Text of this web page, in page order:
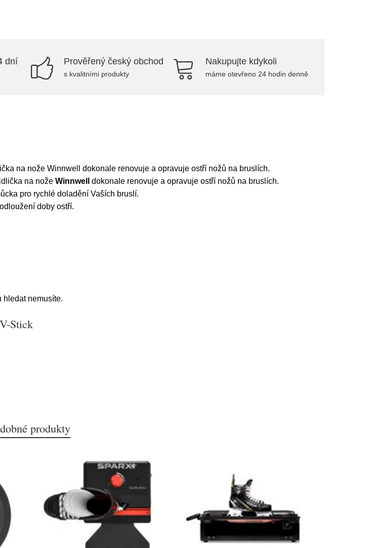
dní Prověřený český obchod
s kvalitními produkty
Nakupujte kdykoli
máme otevřeno 24 hodin denně
na nože Winnwell dokonale renovuje a opravuje ostří nožů na bruslích.
na nože Winnwell
dokonale renovuje a opravuje ostří nožů na bruslích.
pro rychlé doladění Vaších bruslí.
doby ostří.
hledat nemusíte.
Stick
produkty